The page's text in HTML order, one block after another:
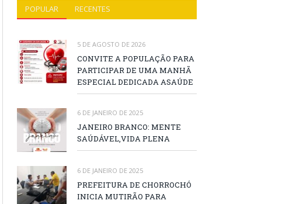
POPULAR RECENTES
5 DE AGOSTO DE 2026
CONVITE A POPULAÇÃO PARA
PARTICIPAR DE UMA MANHÃ
ESPECIAL DEDICADA ASAÚDE
6 DE JANEIRO DE 2025
JANEIRO BRANCO: MENTE
SAÚDÁVEL,VIDA PLENA
6 DE JANEIRO DE 2025
PREFEITURA DE CHORROCHÓ
INICIA MUTIRÃO PARA